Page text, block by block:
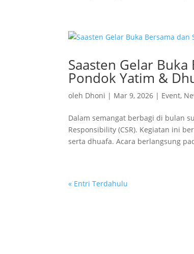
Saasten Gelar
Pondok Yatim &
oleh Dhoni | Mar 9, 2026 | Event,
Dalam semangat berbagi di bulan
Responsibility (CSR). Kegiatan ini
serta dhuafa. Acara berlangsung
« Entri Terdahulu